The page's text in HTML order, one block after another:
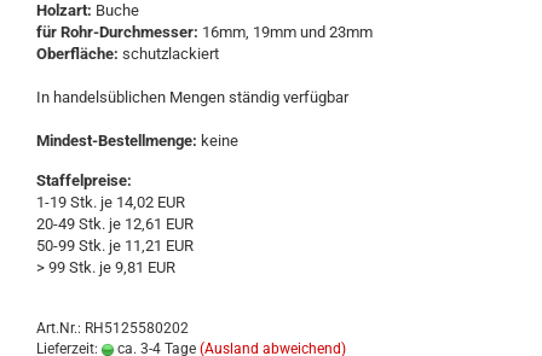
Holz­art: Buche
für Rohr-​Durchmesser: 16mm, 19mm und 23mm
Ober­flä­che: schutz­la­ckiert
In han­dels­üb­li­chen Men­gen stän­dig ver­füg­bar
Mindest-​Bestellmenge: keine
Staffelpreise:
1-19 Stk. je 14,02 EUR
20-49 Stk. je 12,61 EUR
50-99 Stk. je 11,21 EUR
> 99 Stk. je 9,81 EUR
Art.Nr.: RH5125580202
Lieferzeit:
ca. 3-4 Tage (Ausland abweichend)